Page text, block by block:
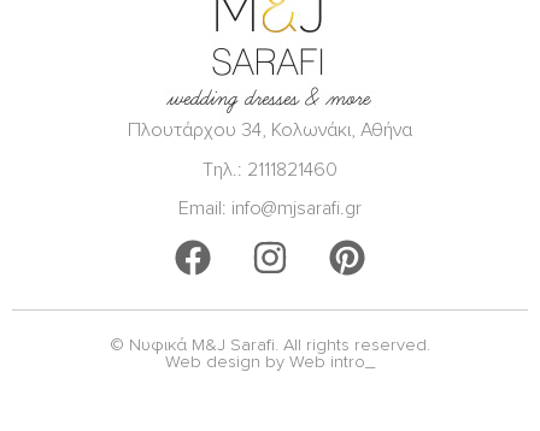
Πλουτάρχου 34, Κολωνάκι, Αθήνα
Τηλ.: 2111821460
Email: info@mjsarafi.gr
F
c
e
I
s
t
P
t
© Νυφικά M&J Sarafi. All rights reserved.
Web design by Web intro_